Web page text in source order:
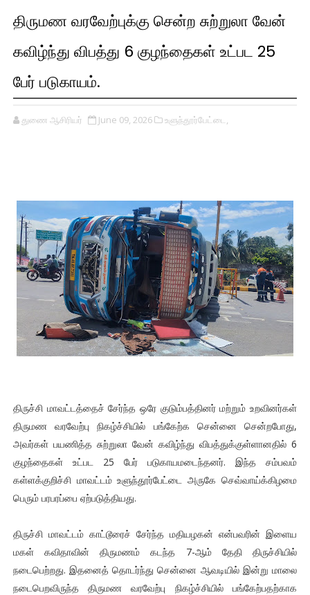
திருமண வரவேற்புக்கு சென்ற சுற்றுலா வேன்
கவிழ்ந்து விபத்து 6 குழந்தைகள் உட்பட 25
பேர் படுகாயம்.
துணை ஆசிரியர் June 09, 2026 உளுந்தூர்பேட்டை,
திருச்சி மாவட்டத்தைச் சேர்ந்த ஒரே குடும்பத்தினர் மற்றும் உறவினர்கள்
திருமண வரவேற்பு நிகழ்ச்சியில் பங்கேற்க சென்னை சென்றபோது,
அவர்கள் பயணித்த சுற்றுலா வேன் கவிழ்ந்து விபத்துக்குள்ளானதில் 6
குழந்தைகள் உட்பட 25 பேர் படுகாயமடைந்தனர். இந்த சம்பவம்
கள்ளக்குறிச்சி மாவட்டம் உளுந்தூர்பேட்டை அருகே செவ்வாய்க்கிழமை
பெரும் பரபரப்பை ஏற்படுத்தியது.
திருச்சி மாவட்டம் காட்டூரைச் சேர்ந்த மதியழகன் என்பவரின் இளைய
மகள் கவிதாவின் திருமணம் கடந்த 7-ஆம் தேதி திருச்சியில்
நடைபெற்றது. இதனைத் தொடர்ந்து சென்னை ஆவடியில் இன்று மாலை
நடைபெறவிருந்த திருமண வரவேற்பு நிகழ்ச்சியில் பங்கேற்பதற்காக